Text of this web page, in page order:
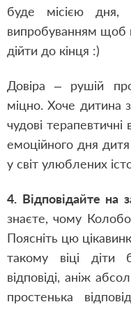
буде місією дня,
випробуванням щоб
дійти до кінця :)
Довіра – рушій
міцно. Хоче дитина
чудові
емоційного дня
у світ улюблених
4. Відповідайте на
знаєте, чому
Поясніть цю
такому віці діти
відповіді, аніж
простенька